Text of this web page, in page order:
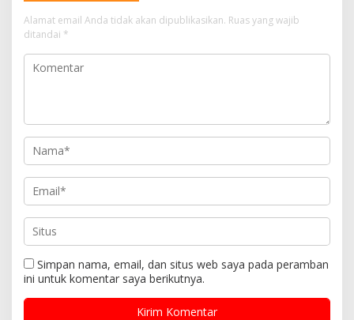
s
Alamat email Anda tidak akan dipublikasikan. Ruas yang wajib
ditandai *
Simpan nama, email, dan situs web saya pada peramban
ini untuk komentar saya berikutnya.